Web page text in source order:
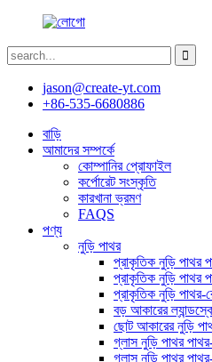
jason@create-yt.com
+86-535-6680886
বাড়ি
আমাদের সম্পর্কে
কোম্পানির প্রোফাইল
কর্পোরেট সংস্কৃতি
কারখানা ভ্রমণ
FAQS
পণ্য
নুড়ি পাথর
প্রাকৃতিক নুড়ি পাথর
প্রাকৃতিক নুড়ি পাথর
প্রাকৃতিক নুড়ি পাথর-
বড় আকারের
ছোট আকারের নুড়ি
গ্লাস নুড়ি পাথর
গ্লাস নুড়ি পাথর